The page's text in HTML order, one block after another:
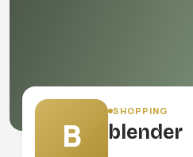
B
SHOPPING
blender